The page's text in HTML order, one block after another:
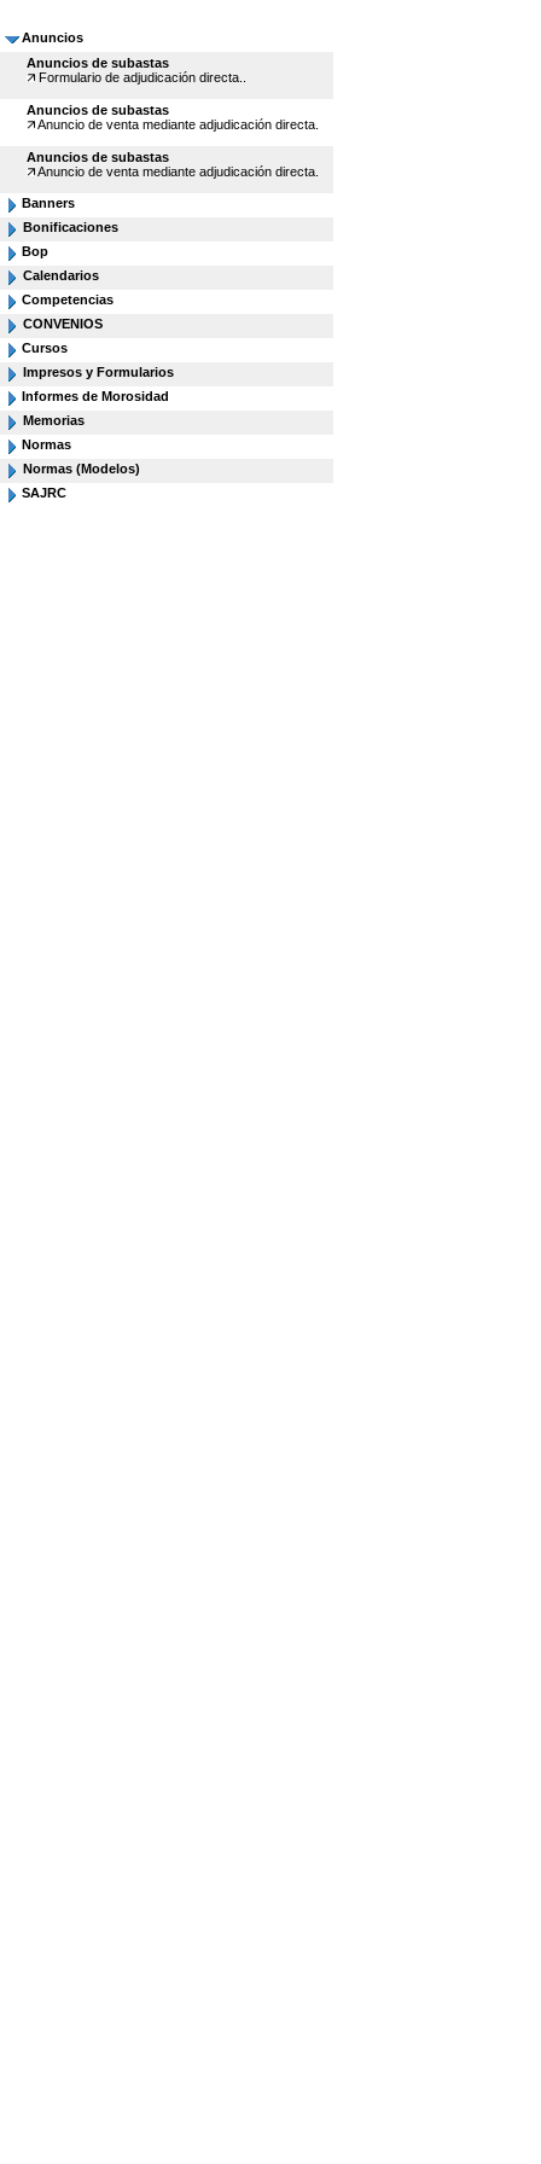
Anuncios
Anuncios de subastas
Formulario de adjudicación directa..
Anuncios de subastas
Anuncio de venta mediante adjudicación directa.
Anuncios de subastas
Anuncio de venta mediante adjudicación directa.
Banners
Bonificaciones
Bop
Calendarios
Competencias
CONVENIOS
Cursos
Impresos y Formularios
Informes de Morosidad
Memorias
Normas
Normas (Modelos)
SAJRC